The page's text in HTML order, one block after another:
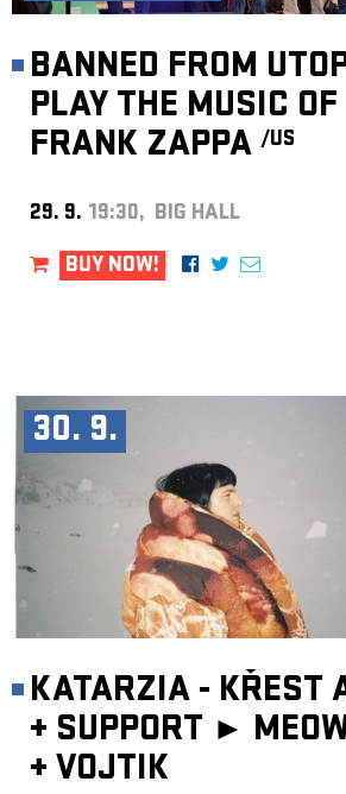
BANNED FROM
PLAY THE MUSIC OF
FRANK ZAPPA /US
29. 9. 19:30, BIG HALL
BUY NOW!
30. 9.
KATARZIA - KŘEST
+ SUPPORT ►
+ VOJTIK